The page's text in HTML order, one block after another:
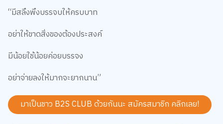
อย่าให้ขาดสิ่งของต้องประสงค์
มีน้อยใช้น้อยค่อยบรรจง
อย่าจ่ายลงให้มากจะยากนาน”
มาเป็นชาว B2S CLUB ด้วยกันนะ สมัครสมาชิก
Share สั่งซื้อสินค้าออนไลน์ คลิกเลย!